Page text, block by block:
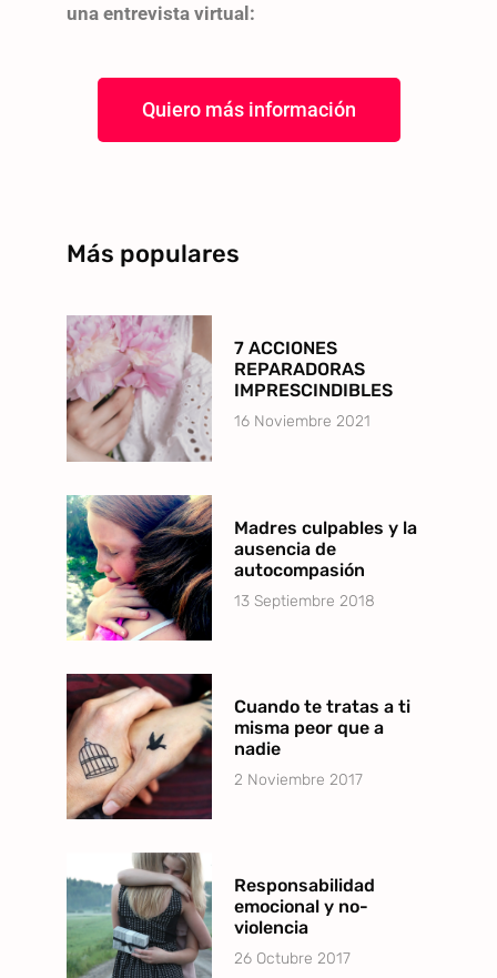
una entrevista virtual:
Quiero más información
Más populares
7 ACCIONES
REPARADORAS
IMPRESCINDIBLES
16 Noviembre 2021
Madres culpables y la
ausencia de
autocompasión
13 Septiembre 2018
Cuando te tratas a ti
misma peor que a
nadie
2 Noviembre 2017
Responsabilidad
emocional y no-
violencia
26 Octubre 2017